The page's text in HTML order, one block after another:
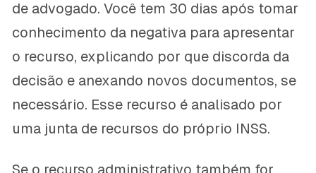
de advogado. Você tem 30 dias após tomar
conhecimento da negativa para apresentar
o recurso, explicando por que discorda da
decisão e anexando novos documentos, se
necessário. Esse recurso é analisado por
uma junta de recursos do próprio INSS.
Se o recurso administrativo também for